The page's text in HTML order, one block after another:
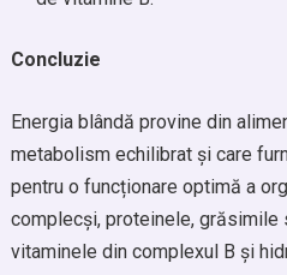
Concluzie
Energia blândă provine din
metabolism echilibrat și care
pentru o funcționare optimă a
complecși, proteinele, grăsimile
vitaminele din complexul B și